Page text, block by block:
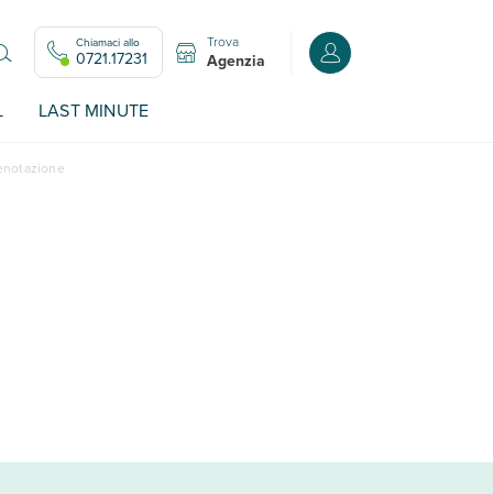
Chiamaci allo
0721.17231
Trova
Agenzia Accedi o registrati
LAST MINUTE